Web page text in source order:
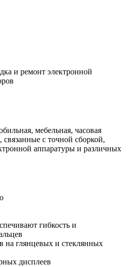
и ремонт электронной
мебельная, часовая
с точной сборкой,
аппаратуры и различных
гибкость и
на глянцевых и стеклянных
дисплеев